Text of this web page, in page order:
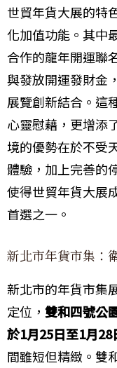
世貿年貨大展的特
化加值功能。其中
合作的龍年開運聯
與發放開運發財金
展覽創新結合。這
心靈慰藉，更增添
境的優勢在於不受
體驗，加上完善的
使得世貿年貨大展
首選之一。
新北市年貨市集：
新北市的年貨市集
定位， 雙和四號公
於1月25日至1月28
間雖短但精緻。雙